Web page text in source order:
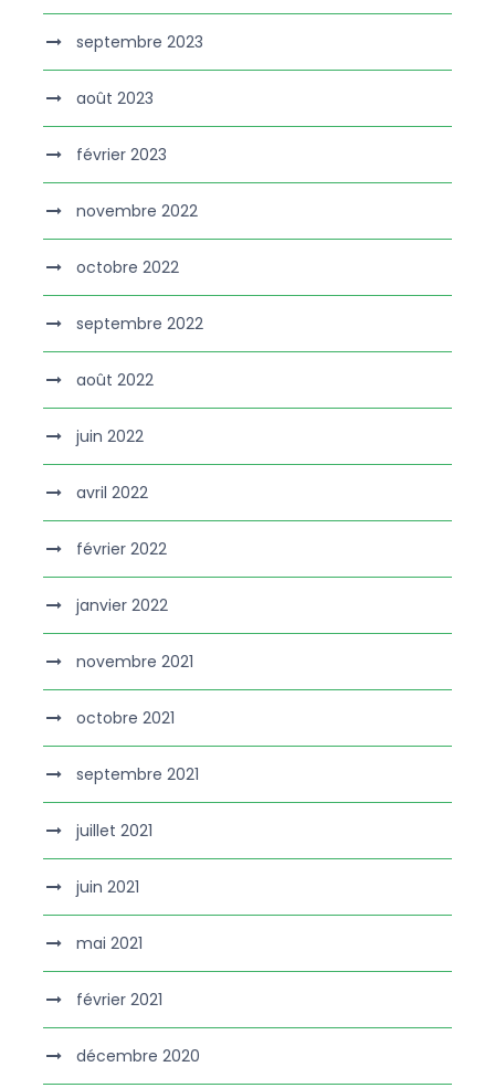
septembre 2023
août 2023
février 2023
novembre 2022
octobre 2022
septembre 2022
août 2022
juin 2022
avril 2022
février 2022
janvier 2022
novembre 2021
octobre 2021
septembre 2021
juillet 2021
juin 2021
mai 2021
février 2021
décembre 2020